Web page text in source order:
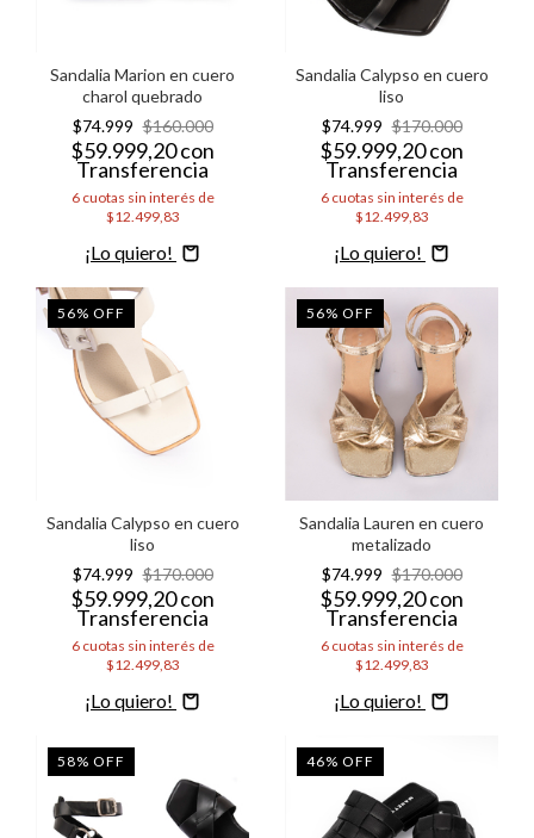
Sandalia Marion en cuero
charol quebrado
$74.999 $160.000
$59.999,20con
Transferencia
6 cuotas sin interés de
$12.499,83
Comprar
Sandalia Calypso en cuero
liso
$74.999 $170.000
$59.999,20con
Transferencia
6 cuotas sin interés de
$12.499,83
Comprar
56% OFF
Sandalia Calypso en cuero
liso
$74.999 $170.000
$59.999,20con
Transferencia
6 cuotas sin interés de
$12.499,83
Comprar
56% OFF
Sandalia Lauren en cuero
metalizado
$74.999 $170.000
$59.999,20con
Transferencia
6 cuotas sin interés de
$12.499,83
Comprar
58% OFF 46% OFF